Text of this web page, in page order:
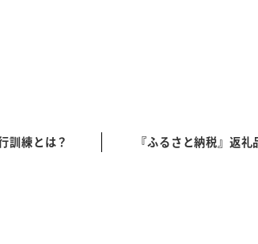
訓練とは？ 『ふるさと納税』返礼